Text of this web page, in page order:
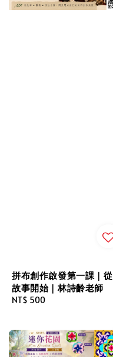
拼布創作啟發第一課｜從
故事開始｜林詩齡老師
Regular
NT$ 500